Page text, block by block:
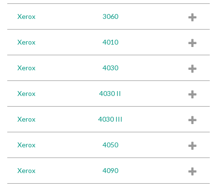
Xerox 3060
Xerox 4010
Xerox 4030
Xerox 4030 II
Xerox 4030 III
Xerox 4050
Xerox 4090